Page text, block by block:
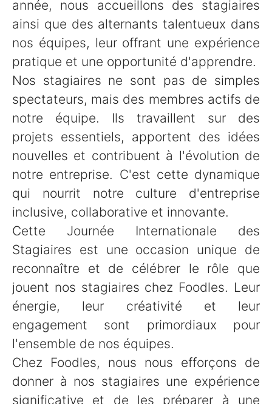
année, nous accueillons des stagiaires
ainsi que des alternants talentueux dans
nos équipes, leur offrant une expérience
pratique et une opportunité d'apprendre.
Nos stagiaires ne sont pas de simples
spectateurs, mais des membres actifs de
notre équipe. Ils travaillent sur des
projets essentiels, apportent des idées
nouvelles et contribuent à l'évolution de
notre entreprise. C'est cette dynamique
qui nourrit notre culture d'entreprise
inclusive, collaborative et innovante.
Cette Journée Internationale des
Stagiaires est une occasion unique de
reconnaître et de célébrer le rôle que
jouent nos stagiaires chez Foodles. Leur
énergie, leur créativité et leur
engagement sont primordiaux pour
l'ensemble de nos équipes.
Chez Foodles, nous nous efforçons de
donner à nos stagiaires une expérience
significative et de les préparer à une